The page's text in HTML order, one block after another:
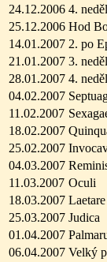
24.12.2006 4.
25.12.2006 Hod
14.01.2007 2. po
21.01.2007 3.
28.01.2007 4.
04.02.2007
11.02.2007
18.02.2007
25.02.2007
04.03.2007
11.03.2007 Oculi
18.03.2007 Laetare
25.03.2007 Judica
01.04.2007
06.04.2007 Velký